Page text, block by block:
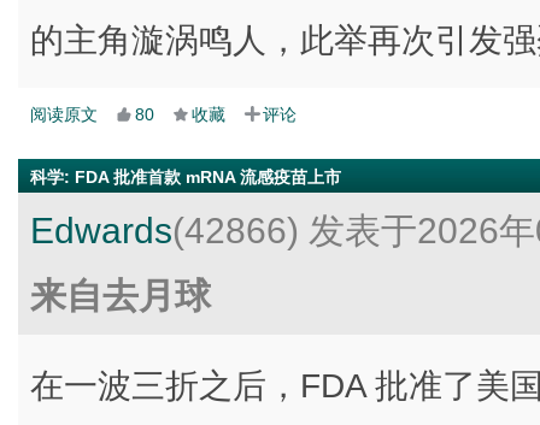
的主角漩涡鸣人，此举再次引发
阅读原文 80 收藏 评论
科学: FDA 批准首款 mRNA 流感疫苗上市
Edwards(42866) 发表于2026
来自去月球
在一波三折之后，FDA 批准了美